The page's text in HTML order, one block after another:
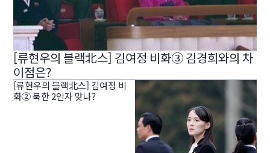
[류현우의 블랙北스] 김여정 비화③ 김경희와의 차
이점은?
[류현우의 블랙北스] 김여정 비
화② 북한 2인자 맞나?